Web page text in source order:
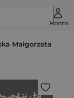
Konto
Małgorzata